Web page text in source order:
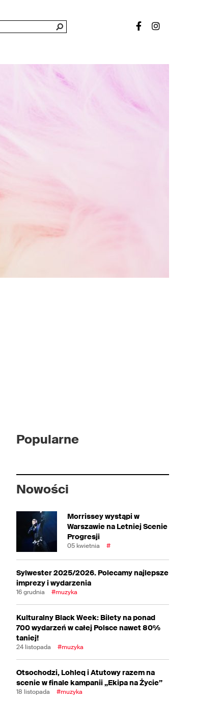
Popularne
Nowości
Morrissey wystąpi w
Warszawie na Letniej Scenie
Progresji
05 kwietnia #
Sylwester 2025/2026. Polecamy najlepsze
imprezy i wydarzenia
16 grudnia #muzyka
Kulturalny Black Week: Bilety na ponad
700 wydarzeń w całej Polsce nawet 80%
taniej!
24 listopada #muzyka
Otsochodzi, Lohleq i Atutowy razem na
scenie w finale kampanii „Ekipa na Życie”
18 listopada #muzyka